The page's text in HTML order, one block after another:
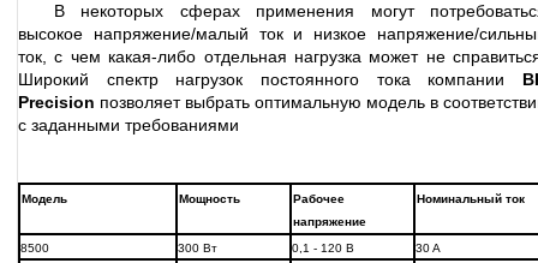
В некоторых сферах применения могут
высокое напряжение/малый ток и низкое напряжение/
ток, с чем какая-либо отдельная нагрузка может не
Широкий спектр нагрузок постоянного тока компании
Precision позволяет выбрать оптимальную модель в
с заданными требованиями
Модель Мощность
Рабочее
напряжение
Номинальный ток
8500 300 Вт 0,1 - 120 В 30 A